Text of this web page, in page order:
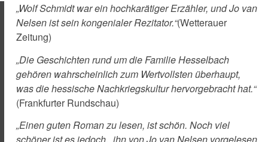
„Wolf Schmidt war ein hochkarätiger Erzähler, und Jo van
Nelsen ist sein kongenialer Rezitator.“(Wetterauer
Zeitung)
„Die Geschichten rund um die Familie Hesselbach
gehören wahrscheinlich zum Wertvollsten überhaupt,
was die hessische Nachkriegskultur hervorgebracht hat.“
(Frankfurter Rundschau)
„Einen guten Roman zu lesen, ist schön. Noch viel